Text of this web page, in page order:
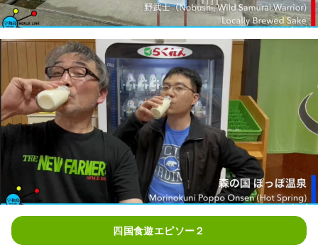
四国食遊エピソー２